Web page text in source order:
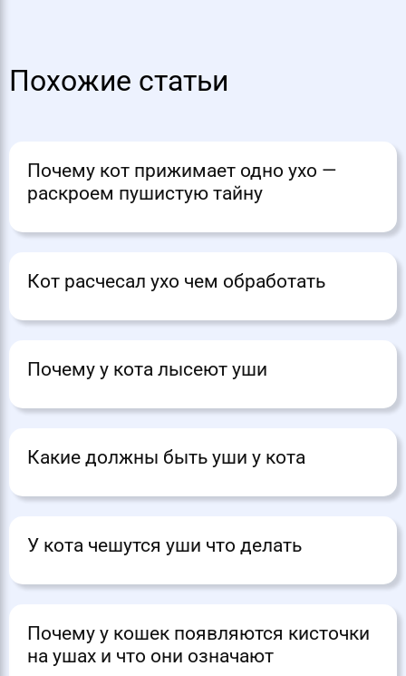
Похожие статьи
Почему кот прижимает одно ухо —
раскроем пушистую тайну
Кот расчесал ухо чем обработать
Почему у кота лысеют уши
Какие должны быть уши у кота
У кота чешутся уши что делать
Почему у кошек появляются кисточки
на ушах и что они означают